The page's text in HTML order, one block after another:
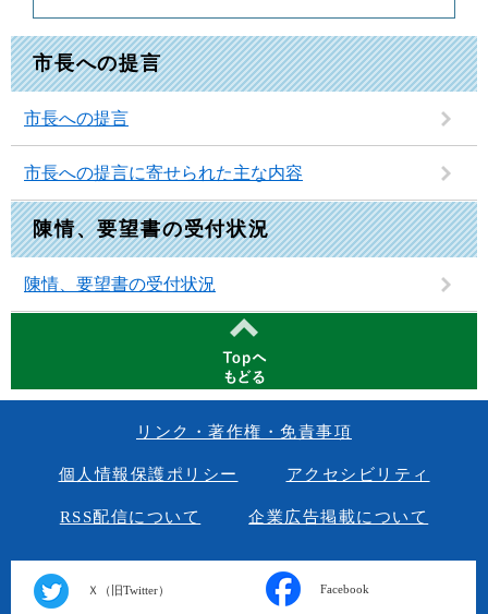
市長への提言
市長への提言
市長への提言に寄せられた主な内容
陳情、要望書の受付状況
陳情、要望書の受付状況
リンク・著作権・免責事項
個人情報保護ポリシー アクセシビリティ
RSS配信について 企業広告掲載について
Ｘ（旧Twitter） Facebook